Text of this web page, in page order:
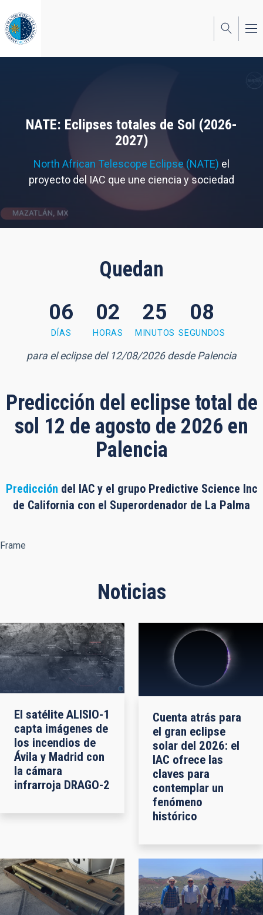
al
contenido
principal
NATE: Eclipses totales de Sol (2026-
2027)
North African Telescope Eclipse (NATE) el
proyecto del IAC que une ciencia y sociedad
Quedan
6 seconds
06
DÍAS
02
HORAS
25
MINUTOS
07
SEGUNDOS
para el eclipse del 12/08/2026 desde Palencia
Predicción del eclipse total de
sol 12 de agosto de 2026 en
Palencia
Predicción del IAC y el grupo Predictive Science Inc
de California con el Superordenador de La Palma
Frame
Noticias
El satélite ALISIO-1
capta imágenes de
los incendios de
Ávila y Madrid con
la cámara
infrarroja DRAGO-2
Cuenta atrás para
el gran eclipse
solar del 2026: el
IAC ofrece las
claves para
contemplar un
fenómeno
histórico